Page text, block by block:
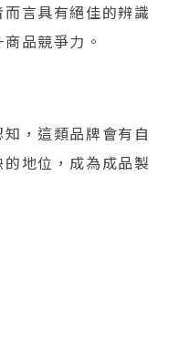
言具有絕佳的辨識
品競爭力。
，這類品牌會有自
地位，成為成品製